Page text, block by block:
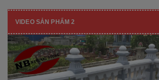
VIDEO SẢN PHẨM 2